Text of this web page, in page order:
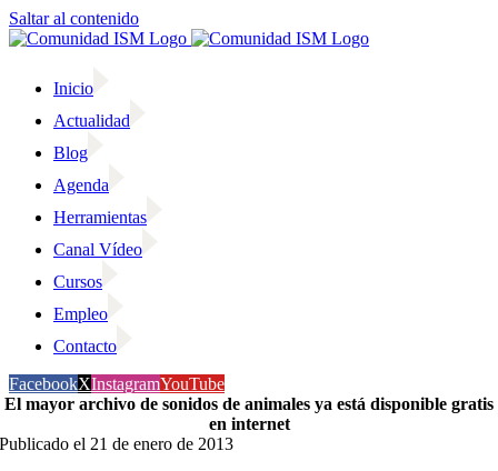
Saltar al contenido
Inicio
Actualidad
Blog
Agenda
Herramientas
Canal Vídeo
Cursos
Empleo
Contacto
FacebookXInstagramYouTube
El mayor archivo de sonidos de animales ya está disponible gratis
en internet
Publicado el 21 de enero de 2013